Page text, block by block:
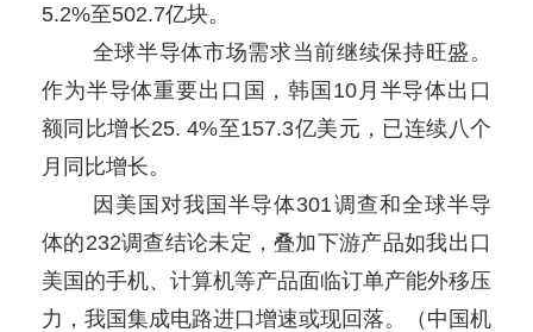
5.2%至502.7亿块。
全球半导体市场需求当前继续保持旺盛。
作为半导体重要出口国，韩国 10月半导体出口
额同比增长25. 4%至157.3亿美元，已连续八个
月同比增长。
因美国对我国半导体301调查和全球半导
体的232调查结论未定，叠加下游产品如我出口
美国的手机、计算机等产品面临订单产能外移压
力，我国集成电路进口增速或现回落。（中国机